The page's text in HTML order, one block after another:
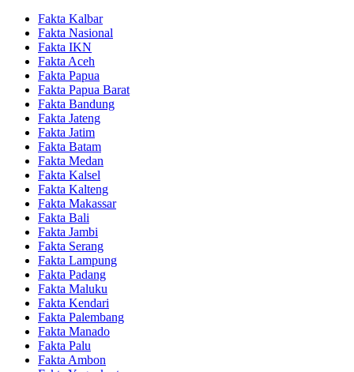
Fakta Kalbar
Fakta Nasional
Fakta IKN
Fakta Aceh
Fakta Papua
Fakta Papua Barat
Fakta Bandung
Fakta Jateng
Fakta Jatim
Fakta Batam
Fakta Medan
Fakta Kalsel
Fakta Kalteng
Fakta Makassar
Fakta Bali
Fakta Jambi
Fakta Serang
Fakta Lampung
Fakta Padang
Fakta Maluku
Fakta Kendari
Fakta Palembang
Fakta Manado
Fakta Palu
Fakta Ambon